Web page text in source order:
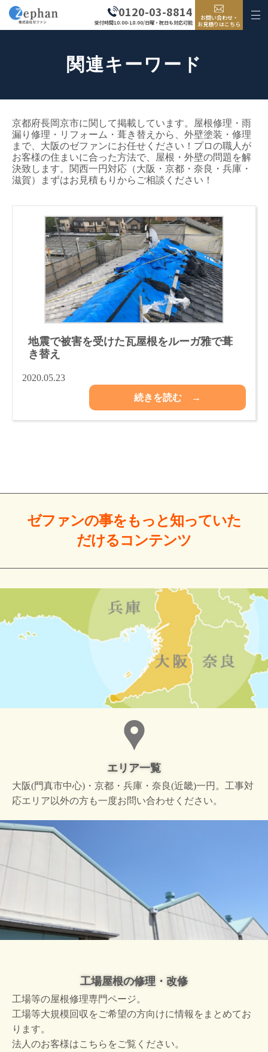
0120-03-8814
受付時間10:00-18:00/日曜・祝日も対応可能
お問い合わせ・
お見積りはこちら
関連キーワード
京都府長岡京市に関して掲載しています。屋根修理・雨
漏り修理・リフォーム・葺き替えから、外壁塗装・修理
まで、大阪のゼファンにお任せください！プロの職人が
お客様の住まいに合った方法で、屋根・外壁の問題を解
決致します。関西一円対応（大阪・京都・奈良・兵庫・
滋賀）まずはお見積もりからご相談ください！
地震で被害を受けた瓦屋根をルーガ雅で葺
き替え
2020.05.23
続きを読む →
ゼファンの事をもっと知っていた
だけるコンテンツ
エリア一覧
大阪(門真市中心)・京都・兵庫・奈良(近畿)一円。工事対
応エリア以外の方も一度お問い合わせください。
工場屋根の修理・改修
工場等の屋根修理専門ページ。
工場等大規模回収をご希望の方向けに情報をまとめてお
ります。
法人のお客様はこちらをご覧ください。